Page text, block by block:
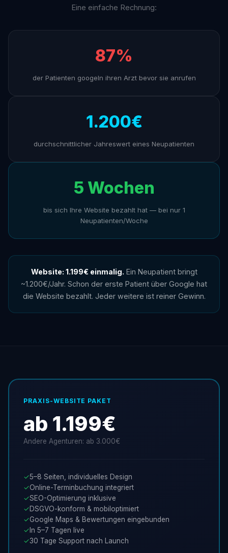
Eine einfache Rechnung:
87%
der Patienten googeln ihren Arzt bevor sie anrufen
1.200€
durchschnittlicher Jahreswert eines Neupatienten
5 Wochen
bis sich Ihre Website bezahlt hat — bei nur 1
Neupatienten/Woche
Website: 1.199€ einmalig. Ein Neupatient bringt
~1.200€/Jahr. Schon der erste Patient über Google hat
die Website bezahlt. Jeder weitere ist reiner Gewinn.
PRAXIS-WEBSITE PAKET
ab 1.199€
Andere Agenturen: ab 3.000€
✓5–8 Seiten, individuelles Design
✓Online-Terminbuchung integriert
✓SEO-Optimierung inklusive
✓DSGVO-konform & mobiloptimiert
✓Google Maps & Bewertungen eingebunden
✓ In 5–7 Tagen live
✓30 Tage Support nach Launch